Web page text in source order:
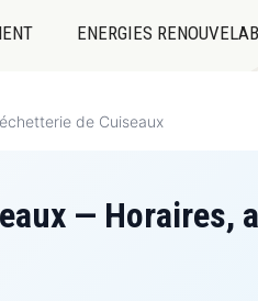
ENERGIES
de Cuiseaux
— Horaires,